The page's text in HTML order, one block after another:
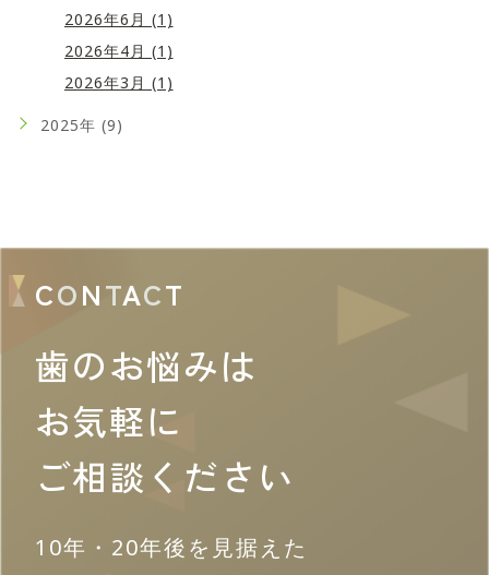
2026年6月 (1)
2026年4月 (1)
2026年3月 (1)
2025年 (9)
CONTACT
歯のお悩みは
お気軽に
ご相談ください
10年・20年後を見据えた